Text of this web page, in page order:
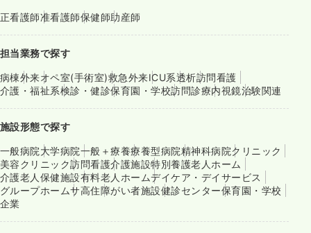
正看護師准看護師保健師助産師
担当業務で探す
病棟外来オペ室(手術室)救急外来ICU系透析訪問看護
介護・福祉系検診・健診保育園・学校訪問診療内視鏡治験関連
施設形態で探す
一般病院大学病院一般＋療養療養型病院精神科病院クリニック
美容クリニック訪問看護介護施設特別養護老人ホーム
介護老人保健施設有料老人ホームデイケア・デイサービス
グループホームサ高住障がい者施設健診センター保育園・学校
企業